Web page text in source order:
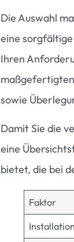
Die Auswahl
eine
Ihren
sowie
Damit Sie die
eine
bietet, die bei
Faktor